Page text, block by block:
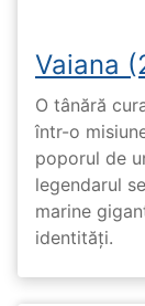
Vaiana
O tânără
într-o
poporul de
legendarul
marine
identități.